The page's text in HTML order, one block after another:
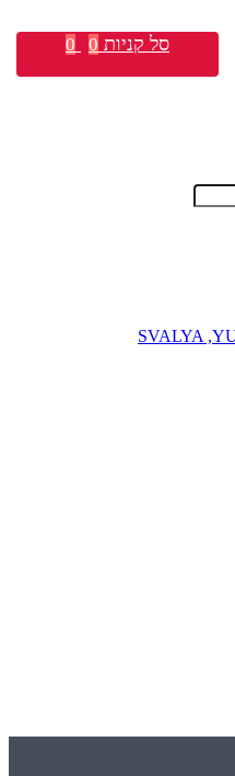
סל קניות 0
0